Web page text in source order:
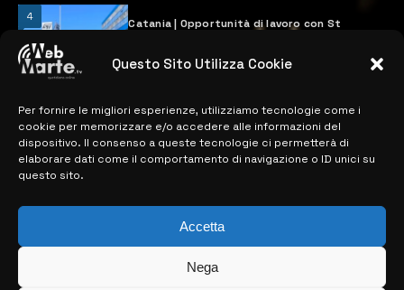
Questo Sito Utilizza Cookie
Per fornire le migliori esperienze, utilizziamo tecnologie come i
cookie per memorizzare e/o accedere alle informazioni del
dispositivo. Il consenso a queste tecnologie ci permetterà di
elaborare dati come il comportamento di navigazione o ID unici su
questo sito.
Accetta
Nega
4
Catania | Opportunità di lavoro con St
28 MARZO 2024
MAPPA DEL SITO
> NOTIZIE
> CONTATTI